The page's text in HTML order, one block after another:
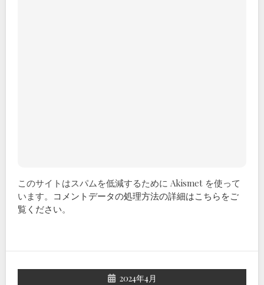
このサイトはスパムを低減するために Akismet を使って
います。 コメントデータの処理方法の詳細はこちらをご
覧ください。
2024年4月